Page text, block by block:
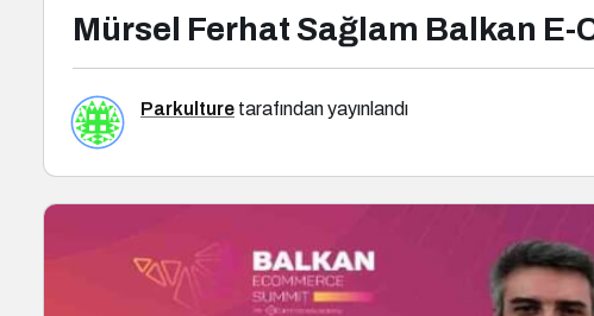
Mürsel Ferhat Sağlam Balkan E-
Parkulture tarafından yayınlandı